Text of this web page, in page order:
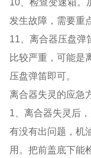
发生故障，需要重
11、离合器压盘弹
比较严重，可能是
压盘弹笛即可。
离合器失灵的应急
1、离合器失灵后
有没有出问题，机
用。把前盖底下能